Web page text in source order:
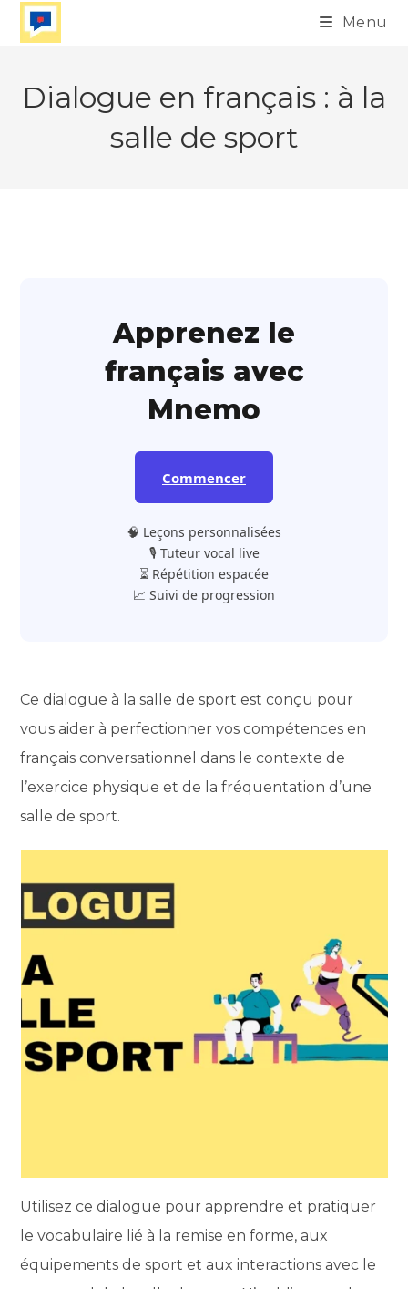
Skip
Menu
Dialogue en français : à la
salle de sport
Apprenez le
français avec
Mnemo
Commencer
🧠 Leçons personnalisées
🎙️ Tuteur vocal live
⏳ Répétition espacée
📈 Suivi de progression
Ce dialogue à la salle de sport est conçu pour
vous aider à perfectionner vos compétences en
français conversationnel dans le contexte de
l’exercice physique et de la fréquentation d’une
salle de sport.
Utilisez ce dialogue pour apprendre et pratiquer
le vocabulaire lié à la remise en forme, aux
équipements de sport et aux interactions avec le